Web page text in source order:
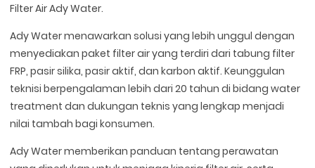
Filter Air Ady Water.
Ady Water menawarkan solusi yang lebih unggul dengan
menyediakan paket filter air yang terdiri dari tabung filter
FRP, pasir silika, pasir aktif, dan karbon aktif. Keunggulan
teknisi berpengalaman lebih dari 20 tahun di bidang water
treatment dan dukungan teknis yang lengkap menjadi
nilai tambah bagi konsumen.
Ady Water memberikan panduan tentang perawatan